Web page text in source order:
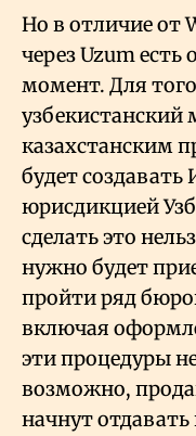
Но в отличие от
через Uzum
момент. Для
узбекистанский
казахстанским
будет
юрисдикцией
сделать это
нужно будет
пройти ряд
включая
эти процедуры
возможно,
начнут